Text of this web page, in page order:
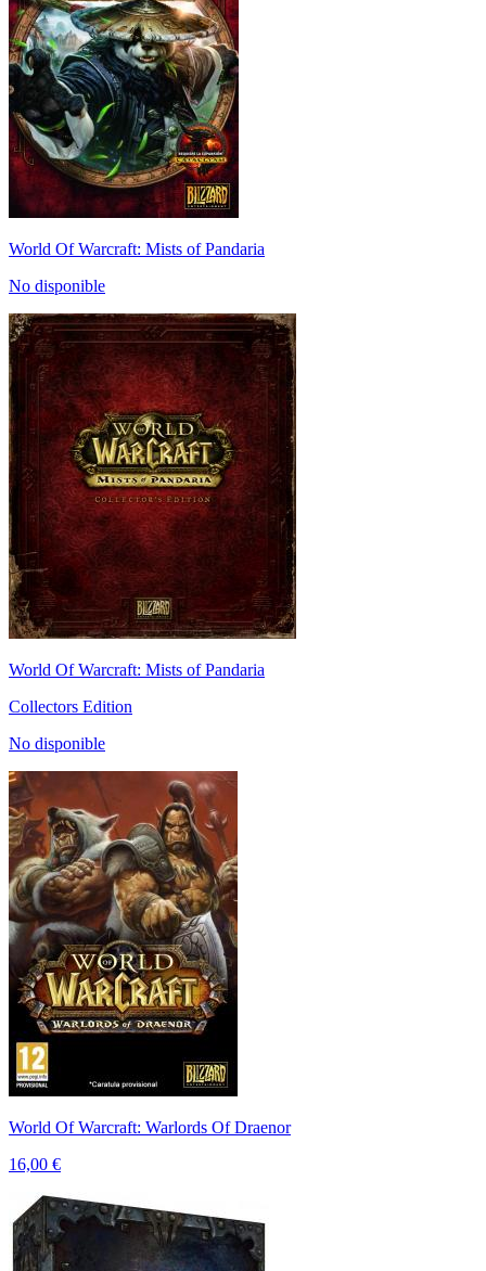
World Of Warcraft: Mists of Pandaria
No disponible
World Of Warcraft: Mists of Pandaria
Collectors Edition
No disponible
World Of Warcraft: Warlords Of Draenor
16,00 €